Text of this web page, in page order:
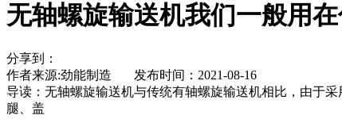
无轴螺旋输送机我们一般用
分享到：
作者来源:劲能制造 发布时间：2021-08-16
导读： 无轴螺旋输送机与传统有轴螺旋输送机相比，由于
腿、盖